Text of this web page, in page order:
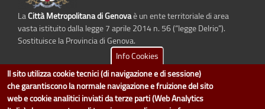
LaCittà Metropolitana di Genovaè un ente territoriale di area
vasta istituito dalla legge 7 aprile 2014 n. 56 (“legge Delrio”).
Sostituisce la Provincia di Genova.
dati.cittametropolitana.genova.itè il progetto "Open Data" della
Metropolitana di Genova.
Info Cookies
Il sito utilizza cookie tecnici (di navigazione e di sessione)
che garantiscono la normale navigazione e fruizione del sito
web e cookie analitici inviati da terze parti (Web Analytics